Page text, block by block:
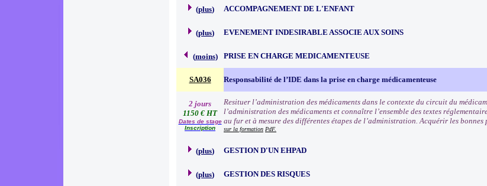
(plus) ACCOMPAGNEMENT DE L'ENFANT
(plus) EVENEMENT INDESIRABLE ASSOCIE AUX SOINS
(moins) PRISE EN CHARGE MEDICAMENTEUSE
SA036 Responsabilité de l’IDE dans la prise en charge médicamenteuse
2 jours
1150 € HT
Dates de stage
Inscription
Resituer l’administration des médicaments dans le contexte du circuit du
l’administration des médicaments et connaître l’ensemble des textes
au fur et à mesure des différentes étapes de l’administration. Acquérir les
sur la formation PdF.
(plus) GESTION D'UN EHPAD
(plus) GESTION DES RISQUES